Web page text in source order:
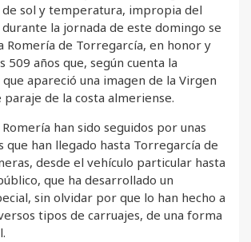
sol y temperatura, impropia del
la jornada de este domingo se
Romería de Torregarcía, en honor y
509 años que, según cuenta la
apareció una imagen de la Virgen
de la costa almeriense.
han sido seguidos por unas
que han llegado hasta Torregarcía de
desde el vehículo particular hasta
que ha desarrollado un
sin olvidar por que lo han hecho a
tipos de carruajes, de una forma